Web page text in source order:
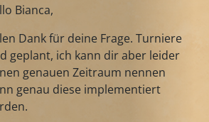
Bianca,
Dank für deine Frage. Turniere
geplant, ich kann dir aber leider
genauen Zeitraum nennen
genau diese implementiert